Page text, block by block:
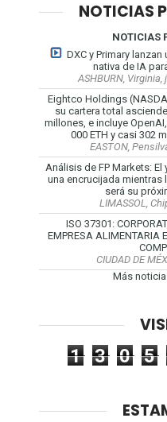
NOTICIAS
NOTICIAS
DXC y Primary
nativa de IA
ASHBURN,
Eightco Holdings
su cartera total
millones, e incluye
000 ETH y casi 302
EASTON,
Análisis de FP Markets:
una encrucijada mientras
será su
LIMASSOL,
ISO 37301:
EMPRESA ALIMENTARIA
CIUDAD DE
Más
1 3 0 5